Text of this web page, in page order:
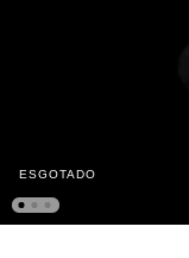
ESGOTADO